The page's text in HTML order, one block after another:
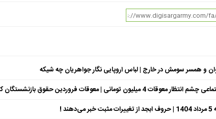
و همسر سومش در خارج | لباس اروپایی نگار جواهریان چه شیکه
تومانی | معوقات فروردین حقوق بازنشستگان کی واریز می شود ؟
!